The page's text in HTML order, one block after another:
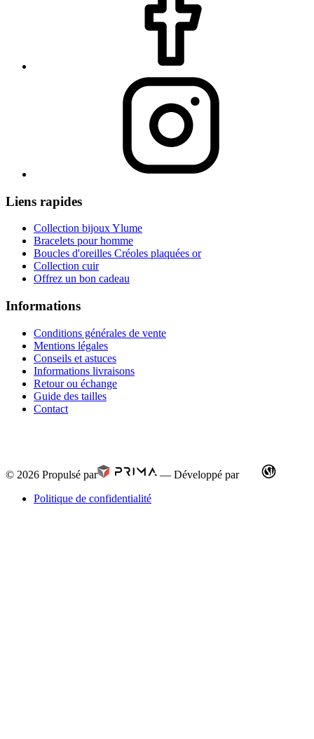
Liens rapides
Collection bijoux Ylume
Bracelets pour homme
Boucles d'oreilles Créoles plaquées or
Collection cuir
Offrez un bon cadeau
Informations
Conditions générales de vente
Mentions légales
Conseils et astuces
Informations livraisons
Retour ou échange
Guide des tailles
Contact
© 2026 Propulsé par — Développé par
Politique de confidentialité